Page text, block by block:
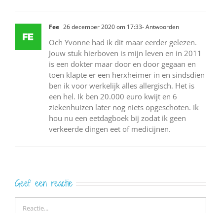
Fee 26 december 2020 om 17:33- Antwoorden
Och Yvonne had ik dit maar eerder gelezen.
Jouw stuk hierboven is mijn leven en in 2011
is een dokter maar door en door gegaan en
toen klapte er een herxheimer in en sindsdien
ben ik voor werkelijk alles allergisch. Het is
een hel. Ik ben 20.000 euro kwijt en 6
ziekenhuizen later nog niets opgeschoten. Ik
hou nu een eetdagboek bij zodat ik geen
verkeerde dingen eet of medicijnen.
Geef een reactie